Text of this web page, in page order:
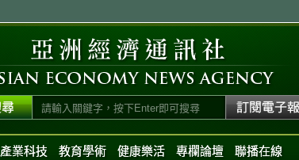
產業科技 教育學術 健康樂活 專欄論壇 聯播在線